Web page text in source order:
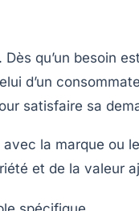
qu’un besoin
d’un
satisfaire sa
la marque ou
et de la valeur